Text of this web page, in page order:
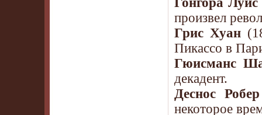
произвел
Грис Хуан
Пикассо в
Гюисманс
декадент.
Деснос Робер
некоторое